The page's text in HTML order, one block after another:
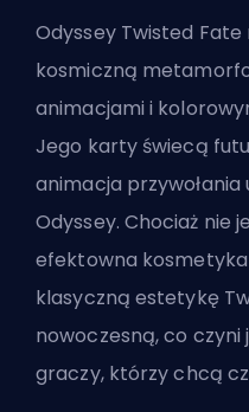
Odyssey Twisted
kosmiczną
animacjami i
Jego karty świecą
animacja przywołania
Odyssey. Chociaż nie
efektowna kosmetyka
klasyczną estetykę
nowoczesną, co
graczy, którzy chcą